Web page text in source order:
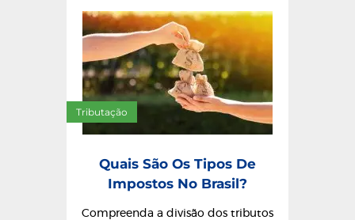
Tributação
Quais São Os Tipos De
Impostos No Brasil?
Compreenda a divisão dos tributos